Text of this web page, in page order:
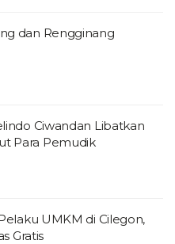
dan Rengginang
Ciwandan Libatkan
Para Pemudik
UMKM di Cilegon,
Gratis